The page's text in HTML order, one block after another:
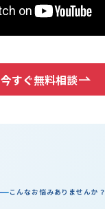
今すぐ無料相談
こんなお悩みありませんか？